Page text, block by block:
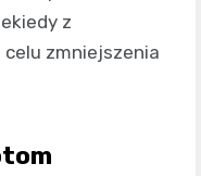
z
zmniejszenia